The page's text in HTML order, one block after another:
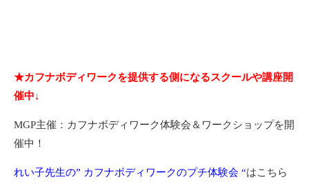
★カフナボディワークを提供する側になるスクールや講座開
催中↓
MGP主催：カフナボディワーク体験会＆ワークショップを開
催中！
れい子先生の” カフナボディワークのプチ体験会 “はこちら